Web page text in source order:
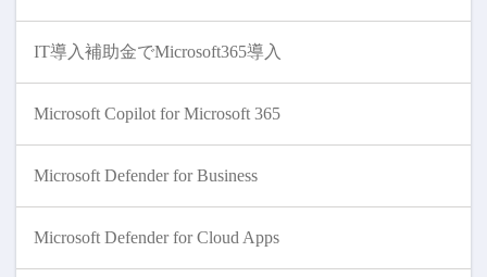
IT導入補助金でMicrosoft365導入
Microsoft Copilot for Microsoft 365
Microsoft Defender for Business
Microsoft Defender for Cloud Apps